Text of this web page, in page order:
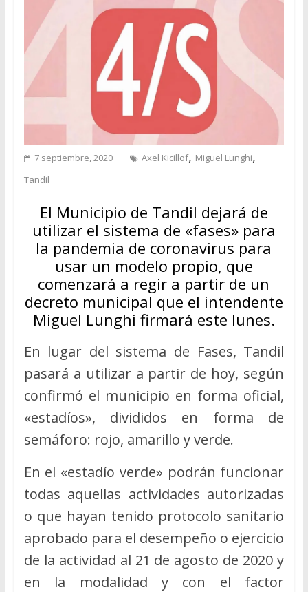
7 septiembre, 2020 Axel Kicillof, Miguel Lunghi,
Tandil
El Municipio de Tandil dejará de
utilizar el sistema de «fases» para
la pandemia de coronavirus para
usar un modelo propio, que
comenzará a regir a partir de un
decreto municipal que el intendente
Miguel Lunghi firmará este lunes.
En lugar del sistema de Fases, Tandil
pasará a utilizar a partir de hoy, según
confirmó el municipio en forma oficial,
«estadíos», divididos en forma de
semáforo: rojo, amarillo y verde.
En el «estadío verde» podrán funcionar
todas aquellas actividades autorizadas
o que hayan tenido protocolo sanitario
aprobado para el desempeño o ejercicio
de la actividad al 21 de agosto de 2020 y
en la modalidad y con el factor